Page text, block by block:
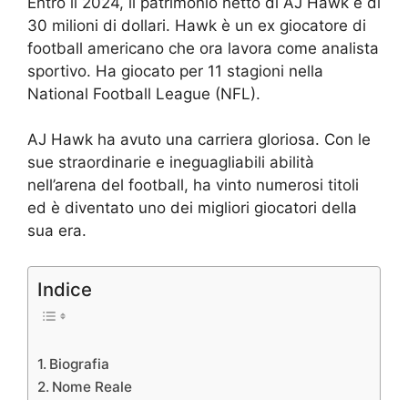
30 milioni di dollari. Hawk è un ex giocatore di
football americano che ora lavora come analista
sportivo. Ha giocato per 11 stagioni nella
National Football League (NFL).
AJ Hawk ha avuto una carriera gloriosa. Con le
sue straordinarie e ineguagliabili abilità
nell’arena del football, ha vinto numerosi titoli
ed è diventato uno dei migliori giocatori della
sua era.
Indice
Biografia
Nome Reale